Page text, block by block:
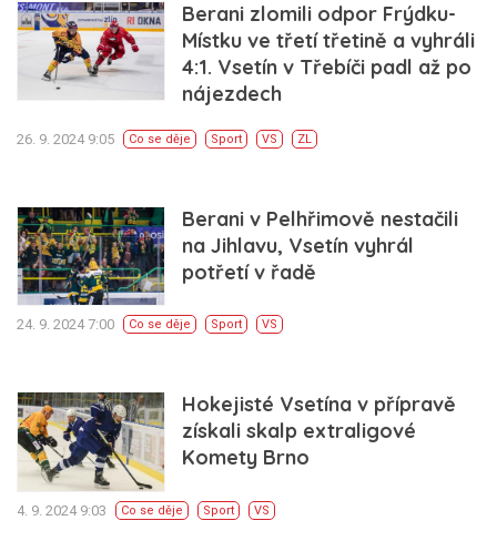
Berani zlomili odpor Frýdku-
Místku ve třetí třetině a vyhráli
4:1. Vsetín v Třebíči padl až po
nájezdech
26. 9. 2024 9:05 Co se děje Sport VS ZL
Berani v Pelhřimově nestačili
na Jihlavu, Vsetín vyhrál
potřetí v řadě
24. 9. 2024 7:00 Co se děje Sport VS
Hokejisté Vsetína v přípravě
získali skalp extraligové
Komety Brno
4. 9. 2024 9:03 Co se děje Sport VS